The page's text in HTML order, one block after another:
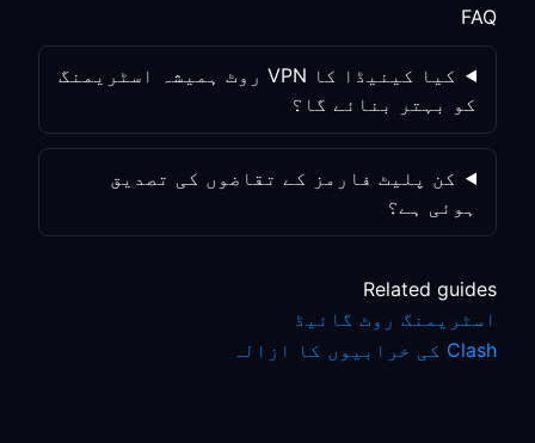
FAQ
کیا کینیڈا کا VPN روٹ ہمیشہ اسٹریمنگ
کو بہتر بنائے گا؟
کن پلیٹ فارمز کے تقاضوں کی تصدیق
ہوئی ہے؟
Related guides
اسٹریمنگ روٹ گائیڈ
Clash کی خرابیوں کا ازالہ